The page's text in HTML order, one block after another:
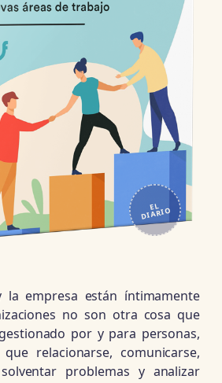
EL
DIARIO
la empresa están íntimamente
no son otra cosa que
por y para personas,
relacionarse, comunicarse,
problemas y analizar